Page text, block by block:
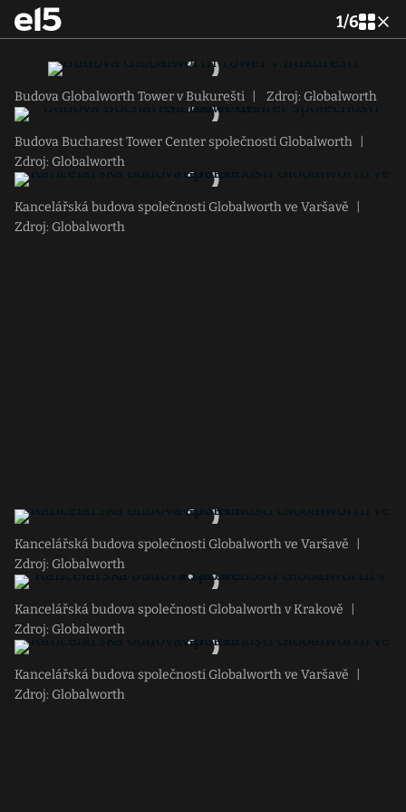
1/6
Budova Globalworth Tower v Bukurešti Zdroj: Globalworth
Budova Bucharest Tower Center společnosti Globalworth
Zdroj: Globalworth
Kancelářská budova společnosti Globalworth ve Varšavě
Zdroj: Globalworth
Kancelářská budova společnosti Globalworth ve Varšavě
Zdroj: Globalworth
Kancelářská budova společnosti Globalworth v Krakově
Zdroj: Globalworth
Kancelářská budova společnosti Globalworth ve Varšavě
Zdroj: Globalworth